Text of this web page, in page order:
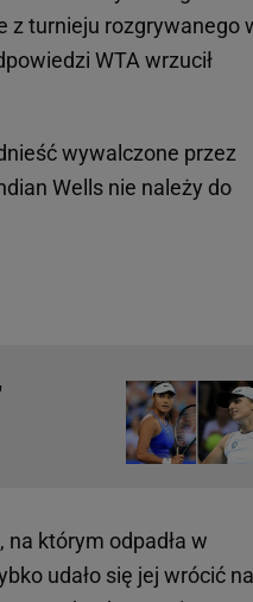
z turnieju rozgrywanego
WTA wrzucił
wywalczone przez
Wells nie należy do
, na którym odpadła w
udało się jej wrócić na